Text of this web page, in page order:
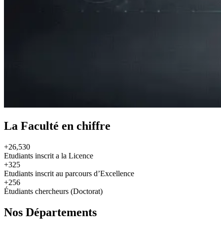
La Faculté en chiffre
+26,530
Etudiants inscrit a la Licence
+325
Etudiants inscrit au parcours d’Excellence
+256
Étudiants chercheurs (Doctorat)
Nos Départements